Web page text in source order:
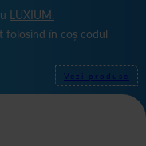
LUXIUM.
folosind în coș codul
Vezi produse